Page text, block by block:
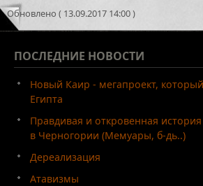
Обновлено ( 13.09.2017 14:00 )
ПОСЛЕДНИЕ НОВОСТИ
Новый Каир - мегапроект,
Египта
Правдивая и откровенная
в Черногории (Мемуары, б-дь..)
Дереализация
Атавизмы